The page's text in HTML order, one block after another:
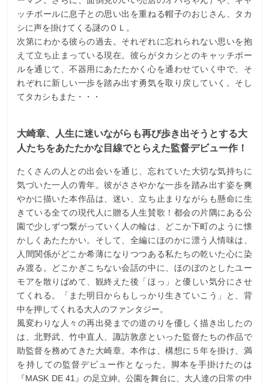
ッチボールに息子との思い出を重ねる帽子のおじさん、タカ
シに声を掛けてくる謎のＯＬ。
次第にわかる彼らの過去。それぞれに忘れられない思いを抱
えて立ち止まっている現在。彼らがタカシとのキャッチボー
ルを通じて、不器用にあたたかく心を通わせていく中で、そ
れぞれに新しい一歩を踏み出す勇気を取り戻していく。そし
てタカシもまた・・・
大崎章、人生に迷いながらも再び歩き出そうとする大
人たちをあたたかな目線でとらえた監督デビュー作！
たくさんの人との出会いを通じ、忘れていた大切な気持ちに
気づいた一人の青年。彼がささやかな一歩を踏み出す姿を爽
やかに描いた本作品は、迷い、立ち止まりながらも懸命に生
きている全ての現代人に贈る人生賛歌！都会の片隅にある公
園で少しずつ繋がっていく人の輪は、どこか下町のように懐
かしくあたたかい。そして、全編にほのかに漂う人情味は、
人間関係がどこか希薄になりつつある私たちの乾いた心に染
み渡る。どこかぎこちない会話の中に、ほのぼのとしたユー
モアを散りばめて、観終えた後「ほっ」と優しい気分にさせ
てくれる。「また明日からもしっかり生きていこう」と、背
中を押してくれる大人のファンタジー。
風変わりな人々の再出発までの道のりを優しく描き出したの
は、北野武、竹中直人、諏訪敦彦といった監督たちの作品で
助監督を務めてきた大崎章。本作は、構想に５年を掛け、満
を持しての監督デビュー作となった。脚本を手掛けたのは
『MASK DE 41』の足立紳。公園を舞台に、大人達の日常の中